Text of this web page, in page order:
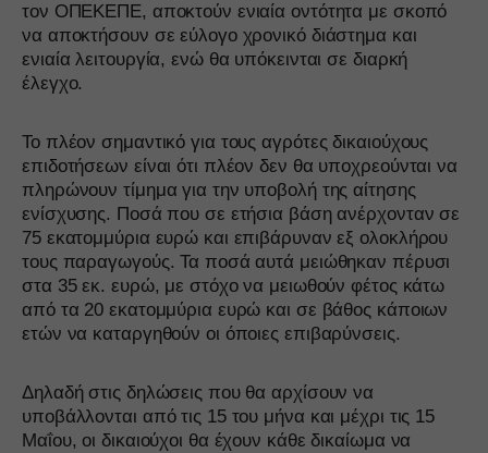
τον ΟΠΕΚΕΠΕ, αποκτούν ενιαία οντότητα με σκοπό
να αποκτήσουν σε εύλογο χρονικό διάστημα και
ενιαία λειτουργία, ενώ θα υπόκεινται σε διαρκή
έλεγχο.
Το πλέον σημαντικό για τους αγρότες δικαιούχους
επιδοτήσεων είναι ότι πλέον δεν θα υποχρεούνται να
πληρώνουν τίμημα για την υποβολή της αίτησης
ενίσχυσης. Ποσά που σε ετήσια βάση ανέρχονταν σε
75 εκατομμύρια ευρώ και επιβάρυναν εξ ολοκλήρου
τους παραγωγούς. Τα ποσά αυτά μειώθηκαν πέρυσι
στα 35 εκ. ευρώ, με στόχο να μειωθούν φέτος κάτω
από τα 20 εκατομμύρια ευρώ και σε βάθος κάποιων
ετών να καταργηθούν οι όποιες επιβαρύνσεις.
Δηλαδή στις δηλώσεις που θα αρχίσουν να
υποβάλλονται από τις 15 του μήνα και μέχρι τις 15
Μαΐου, οι δικαιούχοι θα έχουν κάθε δικαίωμα να